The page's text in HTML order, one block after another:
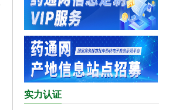
实力认证